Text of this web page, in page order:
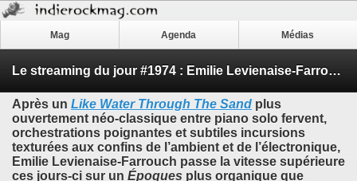
Mag Agenda Médias
Le streaming du jour #1974 : Emilie Levienaise-Farrouch - ’Époques’
Après un Like Water Through The Sand plus
ouvertement néo-classique entre piano solo fervent,
orchestrations poignantes et subtiles incursions
texturées aux confins de l’ambient et de l’électronique,
Emilie Levienaise-Farrouch passe la vitesse supérieure
ces jours-ci sur un Époques plus organique que